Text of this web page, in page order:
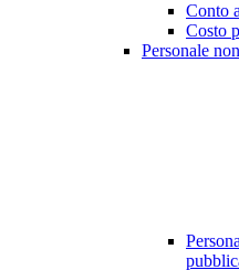
Conto
Costo
Personale